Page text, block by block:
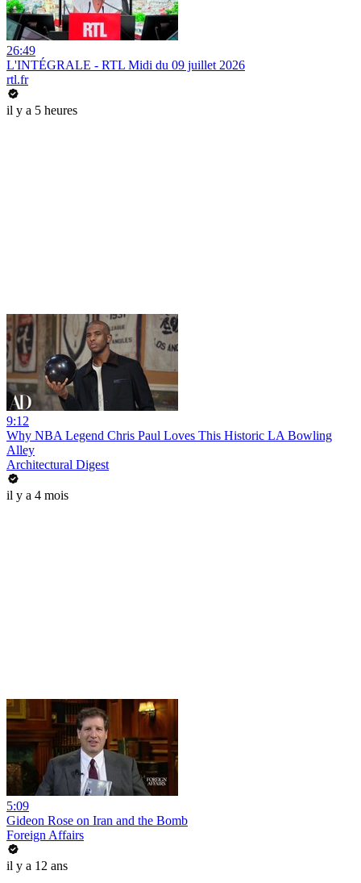
26:49
L'INTÉGRALE - RTL Midi du 09 juillet 2026
rtl.fr
il y a 5 heures
9:12
Why NBA Legend Chris Paul Loves This Historic LA Bowling
Alley
Architectural Digest
il y a 4 mois
5:09
Gideon Rose on Iran and the Bomb
Foreign Affairs
il y a 12 ans